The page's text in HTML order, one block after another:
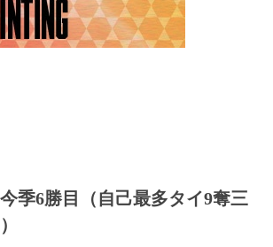
今季6勝目（自己最多タイ9奪三